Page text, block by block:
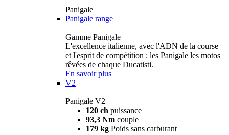
Panigale
Panigale range
Gamme Panigale
L'excellence italienne, avec l'ADN de la course
et l'esprit de compétition : les Panigale les motos
rêvées de chaque Ducatisti.
En savoir plus
V2
Panigale V2
120 ch puissance
93,3 Nm couple
179 kg Poids sans carburant